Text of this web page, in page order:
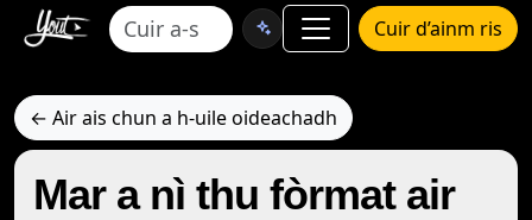
Cuir d’ainm ris
← Air ais chun a h-uile oideachadh
Mar a nì thu fòrmat air